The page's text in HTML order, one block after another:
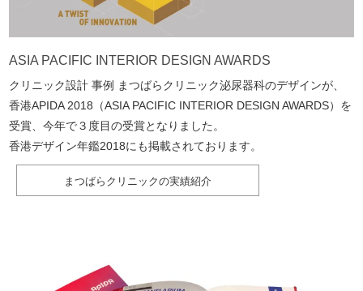
ASIA PACIFIC INTERIOR DESIGN AWARDS
クリニック設計 事例 まつばらクリニック泌尿器科のデザインが、
香港APIDA 2018（ASIA PACIFIC INTERIOR DESIGN AWARDS）を
受賞、今年で３度目の受賞となりました。
香港デザイン年鑑2018にも掲載されております。
まつばらクリニックの実績紹介